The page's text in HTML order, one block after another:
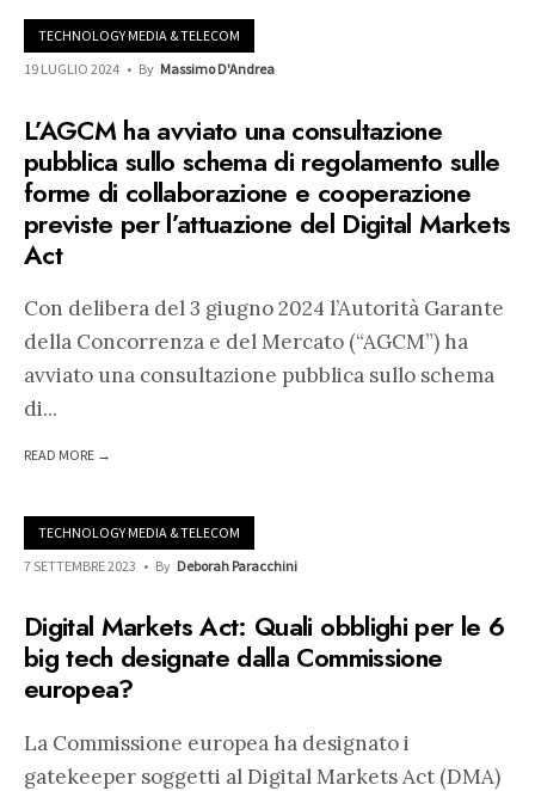
TECHNOLOGY MEDIA & TELECOM
19 LUGLIO 2024 • By Massimo D'Andrea
L’AGCM ha avviato una consultazione
pubblica sullo schema di regolamento sulle
forme di collaborazione e cooperazione
previste per l’attuazione del Digital Markets
Act
Con delibera del 3 giugno 2024 l’Autorità Garante
della Concorrenza e del Mercato (“AGCM”) ha
avviato una consultazione pubblica sullo schema
di...
READ MORE →
TECHNOLOGY MEDIA & TELECOM
7 SETTEMBRE 2023 • By Deborah Paracchini
Digital Markets Act: Quali obblighi per le 6
big tech designate dalla Commissione
europea?
La Commissione europea ha designato i
gatekeeper soggetti al Digital Markets Act (DMA)